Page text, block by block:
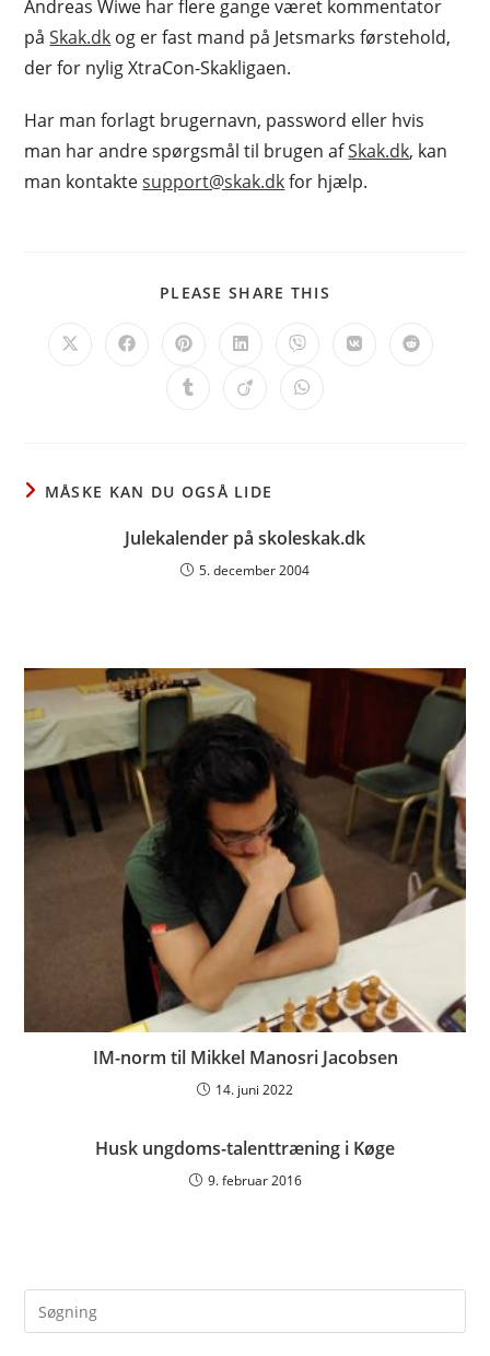
Andreas Wiwe har flere gange været kommentator
påSkak.dk og er fast mand på Jetsmarks førstehold,
der for nylig XtraCon-Skakligaen.
Har man forlagt brugernavn, password eller hvis
man har andre spørgsmål til brugen afSkak.dk, kan
man kontaktesupport@skak.dkfor hjælp.
PLEASE SHARE THIS
Opens
Opens Opens
a
new
Opens
a
new
Opens
a
new
Opens Opens
Opens Opens Opens
MÅSKE KAN DU OGSÅ LIDE
Julekalender på skoleskak.dk
5. december 2004
IM-norm til Mikkel Manosri Jacobsen
14. juni 2022
Husk ungdoms-talenttræning i Køge
9. februar 2016